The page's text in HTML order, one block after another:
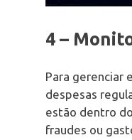
4 –
Para gerenciar
despesas
estão dentro
fraudes ou